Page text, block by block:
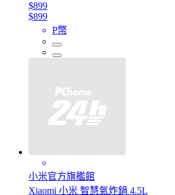
$899
$899
P幣
小米官方旗艦館
Xiaomi 小米 智慧氣炸鍋 4.5L